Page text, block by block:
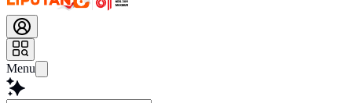
Menu